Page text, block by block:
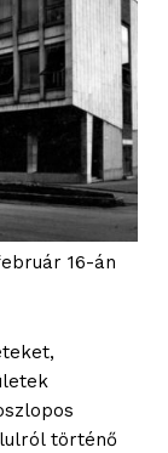
16-án
történő